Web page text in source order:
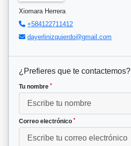
Xiomara Herrera
+584122711412
dayerlinizquierdo@gmail.com
¿Prefieres que te contactemos?
Tu nombre *
Correo electrónico *